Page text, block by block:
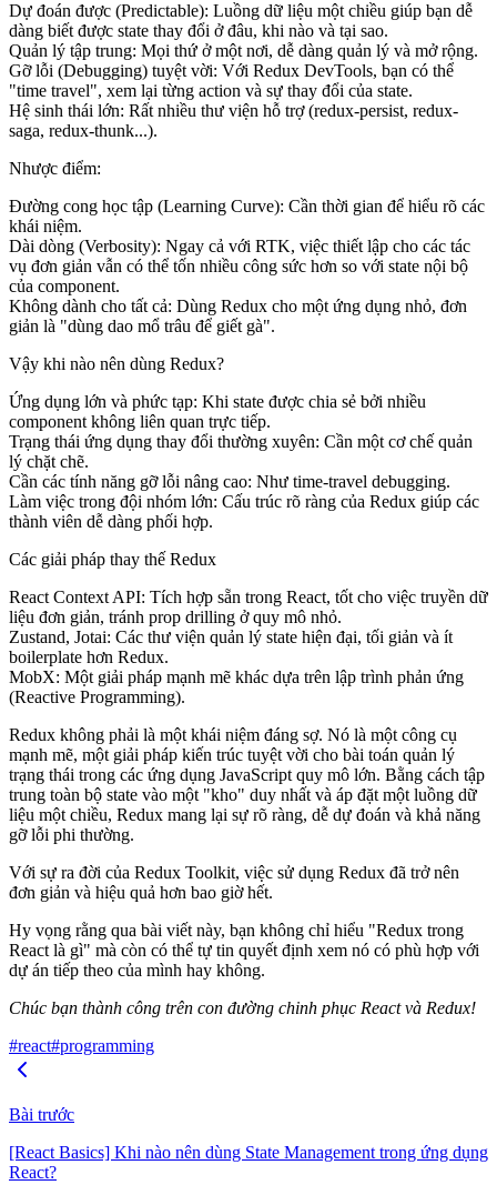
Dự đoán được (Predictable): Luồng dữ liệu một chiều giúp bạn dễ
dàng biết được state thay đổi ở đâu, khi nào và tại sao.
Quản lý tập trung: Mọi thứ ở một nơi, dễ dàng quản lý và mở rộng.
Gỡ lỗi (Debugging) tuyệt vời: Với Redux DevTools, bạn có thể
"time travel", xem lại từng action và sự thay đổi của state.
Hệ sinh thái lớn: Rất nhiều thư viện hỗ trợ (redux-persist, redux-
saga, redux-thunk...).
Nhược điểm:
Đường cong học tập (Learning Curve): Cần thời gian để hiểu rõ các
khái niệm.
Dài dòng (Verbosity): Ngay cả với RTK, việc thiết lập cho các tác
vụ đơn giản vẫn có thể tốn nhiều công sức hơn so với state nội bộ
của component.
Không dành cho tất cả: Dùng Redux cho một ứng dụng nhỏ, đơn
giản là "dùng dao mổ trâu để giết gà".
Vậy khi nào nên dùng Redux?
Ứng dụng lớn và phức tạp: Khi state được chia sẻ bởi nhiều
component không liên quan trực tiếp.
Trạng thái ứng dụng thay đổi thường xuyên: Cần một cơ chế quản
lý chặt chẽ.
Cần các tính năng gỡ lỗi nâng cao: Như time-travel debugging.
Làm việc trong đội nhóm lớn: Cấu trúc rõ ràng của Redux giúp các
thành viên dễ dàng phối hợp.
Các giải pháp thay thế Redux
React Context API: Tích hợp sẵn trong React, tốt cho việc truyền dữ
liệu đơn giản, tránh prop drilling ở quy mô nhỏ.
Zustand, Jotai: Các thư viện quản lý state hiện đại, tối giản và ít
boilerplate hơn Redux.
MobX: Một giải pháp mạnh mẽ khác dựa trên lập trình phản ứng
(Reactive Programming).
Redux không phải là một khái niệm đáng sợ. Nó là một công cụ
mạnh mẽ, một giải pháp kiến trúc tuyệt vời cho bài toán quản lý
trạng thái trong các ứng dụng JavaScript quy mô lớn. Bằng cách tập
trung toàn bộ state vào một "kho" duy nhất và áp đặt một luồng dữ
liệu một chiều, Redux mang lại sự rõ ràng, dễ dự đoán và khả năng
gỡ lỗi phi thường.
Với sự ra đời của Redux Toolkit, việc sử dụng Redux đã trở nên
đơn giản và hiệu quả hơn bao giờ hết.
Hy vọng rằng qua bài viết này, bạn không chỉ hiểu "Redux trong
React là gì" mà còn có thể tự tin quyết định xem nó có phù hợp với
dự án tiếp theo của mình hay không.
Chúc bạn thành công trên con đường chinh phục React và Redux!
#react#programming
Bài trước
[React Basics] Khi nào nên dùng State Management trong ứng dụng
React?